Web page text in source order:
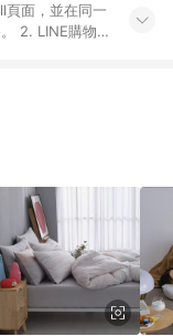
頁面，並在同一
2. LINE購物
品，將無法獲
4. 如取消訂
票金額計算，
用東森購物
金、東森現金
之結帳頁面
點數」機制(特
一商品不論件數
饋機制為準。